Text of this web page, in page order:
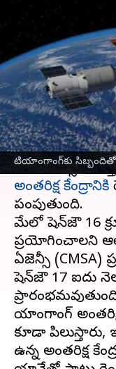
టియాంగాంగ్‌కు సిబ్బందితో
ఈ ఏడాది
సిబ్బందితో
పంపనున్న
వ్రాసిన వారు Nishkala Sathivada
ఈ వార్తాకథనం ఏంటి
టియాంజో కార్గో
ఈ సంవత్సరం
అంతరిక్ష కేంద్రానికి
పంపుతుంది.
మేలో షెన్‌జౌ 16
ప్రయోగించాలని
ఏజెన్సీ (CMSA)
షెన్‌జౌ 17 ఐదు
టియాంగాంగ్
కూడా
ఉన్న అంతరిక్ష